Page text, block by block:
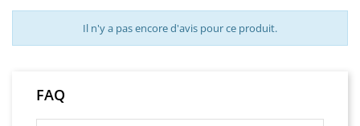
Il n'y a pas encore d'avis pour ce produit.
FAQ